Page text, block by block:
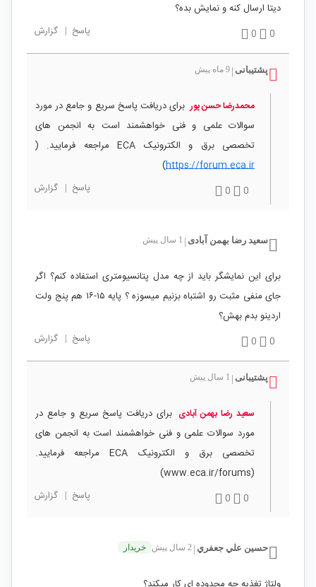
دیتا ارسال کنه و نمایش بده؟
0
0 پاسخ | گزارش
پشتیبانی 9 ماه پیش
محمدرضا حسن پور برای دریافت پاسخ سریع و جامع در مورد
سوالات علمی و فنی خواهشمند است به انجمن های
تخصصی برق و الکترونیک ECA مراجعه فرمایید. (
https://forum.eca.ir
)
0
0 پاسخ | گزارش
سعید رضا بهمن آبادی 1 سال پیش
برای این نمایشگر باید از چه مدل پتانسیومتری استفاده کنم؟ اگر
جای منفی مثبت رو اشتباه بزنیم میسوزه ؟ پایه ۱۵-۱۶ هم پنج ولت
اردینو بدم بهش؟
0
0 پاسخ | گزارش
پشتیبانی 1 سال پیش
سعید رضا بهمن آبادی برای دریافت پاسخ سریع و جامع در
مورد سوالات علمی و فنی خواهشمند است به انجمن های
تخصصی برق و الکترونیک ECA مراجعه فرمایید.
(www.eca.ir/forums)
0
0 پاسخ | گزارش
حسين علي جعفري 2 سال پیش خریدار